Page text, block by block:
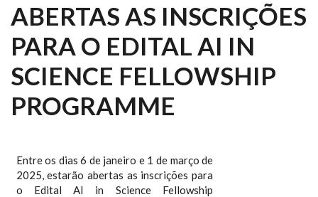
ABERTAS AS INSCRIÇÕES
PARA O EDITAL AI IN
SCIENCE FELLOWSHIP
PROGRAMME
Entre os dias 6 de janeiro e 1 de março de
2025, estarão abertas as inscrições para
o Edital AI in Science Fellowship